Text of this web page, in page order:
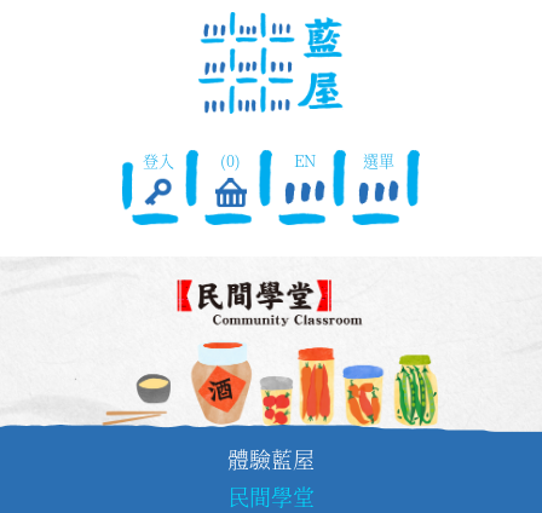
登入 (0) EN 選單
體驗藍屋
民間學堂